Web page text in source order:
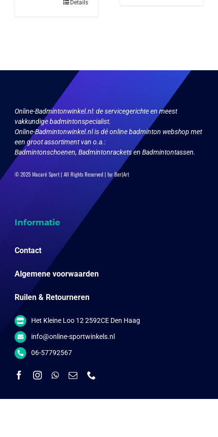
worden
productpagina
Details
productpagina
Online-Badmintonwinkel.nl:de servicegerichte en meest
vakkundige badmintonspecialist.
Online-Badmintonwinkel.nl is dé online badminton webshop met
een groot assortiment van o.a.:
Badmintonschoenen, Badmintonrackets en Badmintontassen.
© 2025 Macaré Sport | All Rights Reserved | by:Ber|Art
Informatie
Contact
Algemene voorwaarden
Ruilen & Retourneren
Het Kleine Loo 12 2592CE Den Haag
info@online-sportwinkels.nl
06-57792567